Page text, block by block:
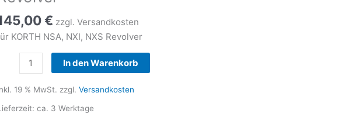
€ zzgl. Versandkosten
KORTH NSA, NXI, NXS Revolver
Kompensator
In den Warenkorb
19 % MwSt. zzgl.Versandkosten
ca. 3 Werktage